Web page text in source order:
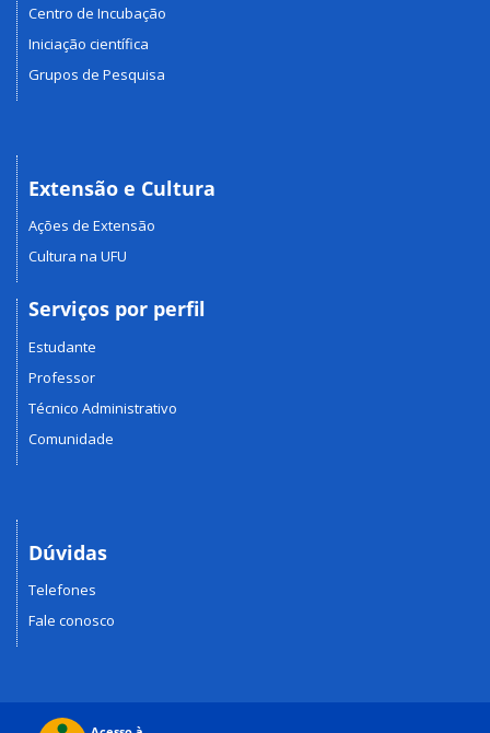
Centro de Incubação
Iniciação científica
Grupos de Pesquisa
Extensão e Cultura
Ações de Extensão
Cultura na UFU
Serviços por perfil
Estudante
Professor
Técnico Administrativo
Comunidade
Dúvidas
Telefones
Fale conosco